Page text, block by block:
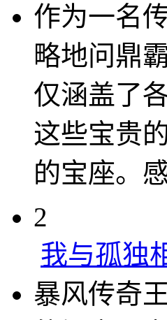
作为一名
略地问鼎
仅涵盖了
这些宝贵
的宝座。
2
我与孤独
暴风传奇